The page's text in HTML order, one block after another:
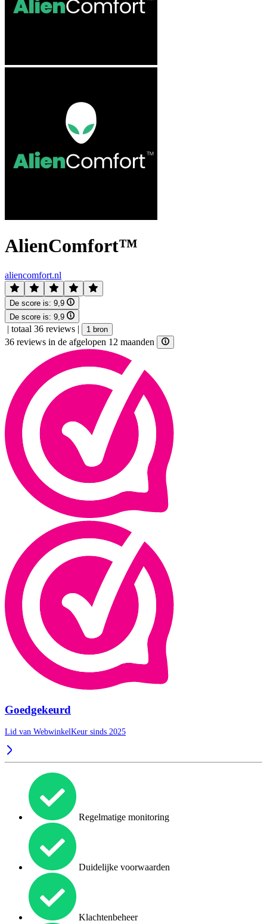
AlienComfort™
aliencomfort.nl
De score is: 9,9
De score is: 9,9
| totaal 36 reviews | 1 bron
36 reviews in de afgelopen 12 maanden
Goedgekeurd
Lid van WebwinkelKeur sinds 2025
Regelmatige monitoring
Duidelijke voorwaarden
Klachtenbeheer